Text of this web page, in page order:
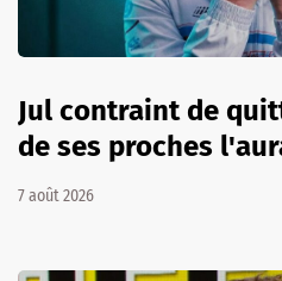
Jul contraint de
de ses proches
7 août 2026